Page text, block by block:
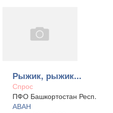
Рыжик, рыжик...
Спрос
ПФО Башкортостан Респ.
АВАН